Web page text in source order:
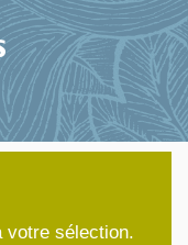
votre sélection.